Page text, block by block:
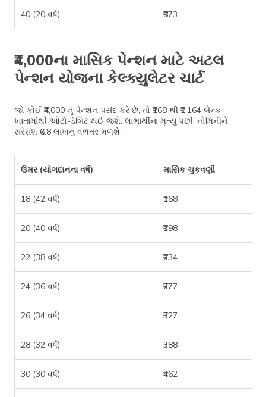
40 (20 વર્ષ) ₹873
₹4,000ના માસિક પેન્શન માટે અટલ
પેન્શન યોજના કેલ્ક્યુલેટર ચાર્ટ
જો કોઈ ₹4,000 નું પેન્શન પસંદ કરે છે, તો ₹168 થી ₹1,164 બેન્ક
ખાતામાંથી ઓટો-ડેબિટ થઈ જશે. લાભાર્થીના મૃત્યુ પછી, નોમિનીને
સરેરાશ ₹6.8 લાખનું વળતર મળશે.
ઉંમર (યોગદાનના વર્ષ) માસિક ચુકવણી
18 (42 વર્ષ) ₹168
20 (40 વર્ષ) ₹198
22 (38 વર્ષ) ₹234
24 (36 વર્ષ) ₹277
26 (34 વર્ષ) ₹327
28 (32 વર્ષ) ₹388
30 (30 વર્ષ) ₹462